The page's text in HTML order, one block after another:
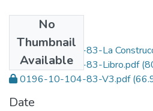
No
Thumbnail
Available
0196-10-104-83-La
0196-10-104-83-Libro.pdf
0196-10-104-83-V3.pdf
Date